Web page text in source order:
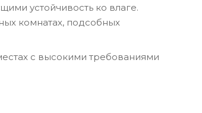
устойчивость ко влаге.
комнатах, подсобных
с высокими требованиями